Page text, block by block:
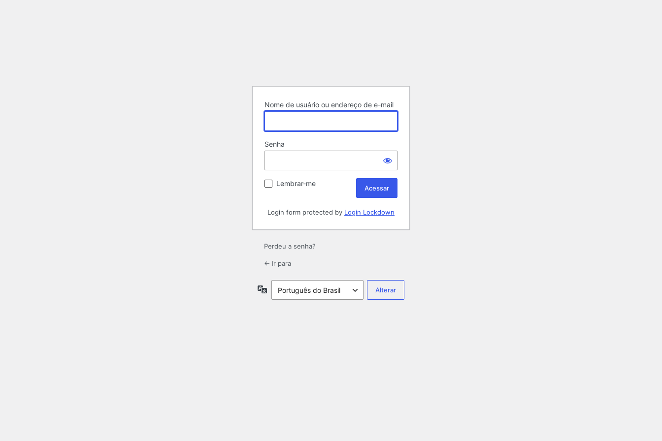
Nome de usuário ou endereço de e-mail
Senha
Lembrar-me
Login form protected by Login Lockdown
Perdeu a senha?
← Ir para
Idioma